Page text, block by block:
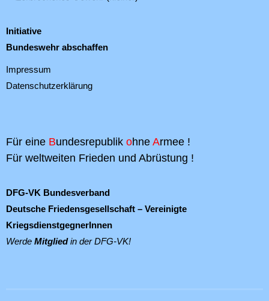
Initiative
Bundeswehr abschaffen
Impressum
Datenschutzerklärung
Für eine Bundesrepublik ohne Armee !
Für weltweiten Frieden und Abrüstung !
DFG-VK Bundesverband
Deutsche Friedensgesellschaft – Vereinigte
KriegsdienstgegnerInnen
Werde Mitgliedin der DFG-VK!